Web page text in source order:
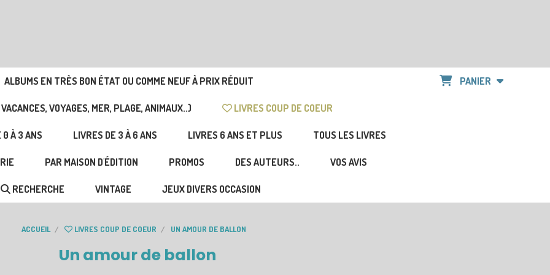
ALBUMS EN TRÈS BON ÉTAT OU COMME NEUF À PRIX RÉDUIT
VOYAGES, MER, PLAGE, ANIMAUX..) LIVRES COUP DE COEUR
0 À 3 ANS LIVRES DE 3 À 6 ANS LIVRES 6 ANS ET PLUS TOUS LES LIVRES
PAR MAISON D'ÉDITION PROMOS DES AUTEURS.. VOS AVIS
RECHERCHE VINTAGE JEUX DIVERS OCCASION
PANIER
ACCUEIL LIVRES COUP DE COEUR UN AMOUR DE BALLON
Un amour de ballon